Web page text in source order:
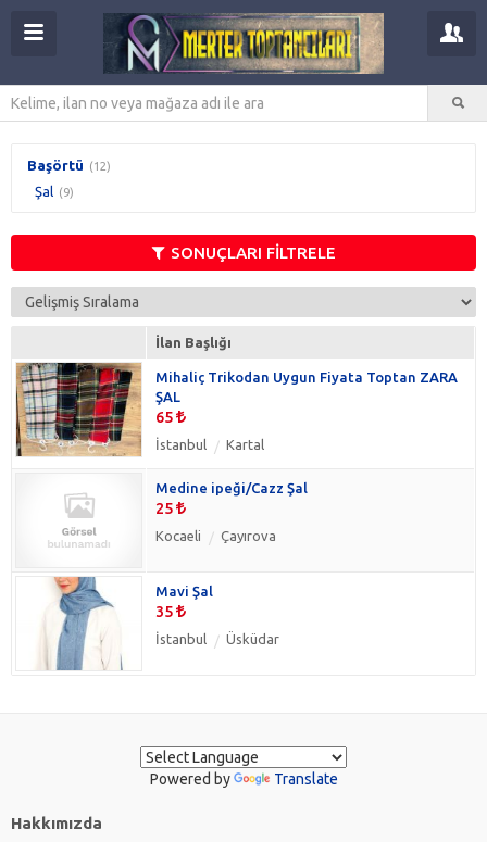
Başörtü (12)
Şal (9)
SONUÇLARI FİLTRELE
İlan Başlığı
Mihaliç Trikodan Uygun Fiyata Toptan ZARA
ŞAL
65
İstanbul Kartal
Medine ipeği/Cazz Şal
25
Kocaeli Çayırova
Mavi Şal
35
İstanbul Üsküdar
Powered by Translate
Hakkımızda